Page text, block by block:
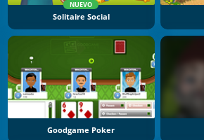
NUEVO
Solitaire Social
Goodgame Poker